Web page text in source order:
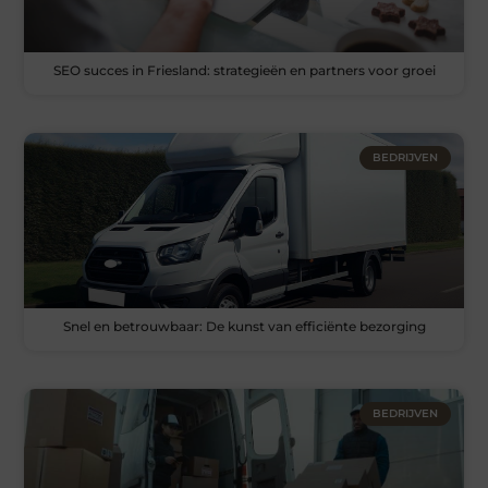
SEO succes in Friesland: strategieën en partners voor groei
BEDRIJVEN
Snel en betrouwbaar: De kunst van efficiënte bezorging
BEDRIJVEN